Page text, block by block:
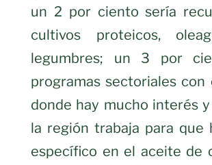
un 2 por ciento sería
cultivos proteicos,
legumbres; un 3 por
programas sectoriales con
donde hay mucho interés
la región trabaja para que
específico en el aceite de